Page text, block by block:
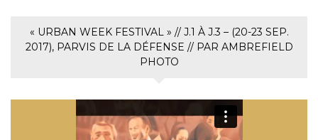
« URBAN WEEK FESTIVAL » // J.1 À J.3 – (20-23 SEP.
2017), PARVIS DE LA DÉFENSE // PAR AMBREFIELD
PHOTO